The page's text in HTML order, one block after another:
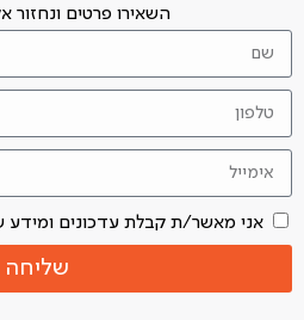
השאירו פרטים ונחזור
אני מאשר/ת קבלת עדכונים ומידע
שליחה